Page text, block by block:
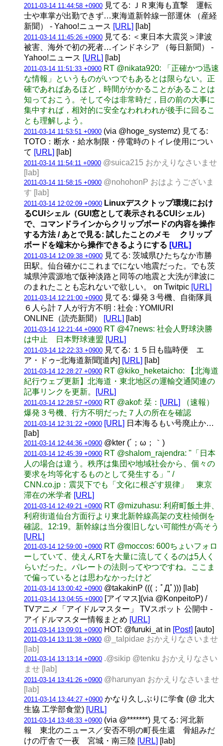
2011-03-14 11:44:58 +0900 見てる: ＪＲ東海も直撃 運転
士や車掌が出勤できず…東海道新幹線一部運休 （産経
新聞） - Yahoo!ニュース [URL] [lab]
2011-03-14 11:45:26 +0900 見てる: ＜東日本大震災＞津波
被害、海外で初の死者…インドネシア （毎日新聞） -
Yahoo!ニュース [URL] [lab]
2011-03-14 11:51:33 +0900 RT @nikata920: 「正確かつ迅速
な情報」というものがいつでもあるとは限らない。正
確であればあるほど，時間がかかることがあることは
知っておこう。そして今は非常時だ，目の前の大事に
集中すれば，相対的に安全なわれわれが後手に回るこ
とも理解しよう。
2011-03-14 11:53:51 +0900 (via @hoge_systemz) 見てる:
TOTO：断水・給水制限・停電時のトイレ使用につい
て [URL] [lab]
2011-03-14 11:54:11 +0900 @suica215 おかえりなさいませ
[lab]
2011-03-14 11:58:15 +0900 @nohohonP おはようございま
す [lab]
2011-03-14 12:02:09 +0900 Linuxデスクトップ環境におけ
るCUIシェル（GUI窓として表示されるCUIシェル）
で、コマンドラインからクリップボードの内容を操作
する方法 / あとで見る: 試したことのメモ クリップ
ボードを端末から操作できるようにする [URL]
2011-03-14 12:09:38 +0900 見てる: 茨城県ひたちなか市勝
田駅。仙台確かにこれまでにない地震だった。でも茨
城県沖震源地で阪神淡路と同等の地震と大洗が津波に
のまれたことも忘れないで欲しい。 on Twitpic [URL]
2011-03-14 12:21:00 +0900 見てる: 爆発３号機、自衛隊員
６人ら計７人が行方不明 : 社会 : YOMIURI
ONLINE（読売新聞）
[URL] [lab]
2011-03-14 12:21:44 +0900 RT @47news: 社会人野球決勝
は中止 日本野球連盟 [URL]
2011-03-14 12:22:33 +0900 見てる: １５日も臨時便 エ
ア・ドゥ−北海道新聞[道内] [URL] [lab]
2011-03-14 12:28:27 +0900 RT @kiko_heketaicho: 【北海道
紀行ウェブ更新】北海道・東北地区の運輸交通関連の
記事リンクを更新。
[URL]
2011-03-14 12:28:57 +0900 RT @akof: 栞： [URL]
（速報）
爆発３号機、行方不明だった７人の所在を確認
2011-03-14 12:31:22 +0900 [URL] 日本海るもい号廃止か…
[lab]
2011-03-14 12:44:36 +0900 @kter (´；ω；｀)
2011-03-14 12:45:39 +0900 RT @shalom_rajendra: "「日本
人の場合は違う。秩序は集団や地域社会から、個々の
要求を均等化するものとして発生する」" /
CNN.co.jp：震災下でも「文化に根ざす規律」 東京
滞在の米学者 [URL]
2011-03-14 12:49:21 +0900 RT @mizuhasu: 利府町飯土井、
利府街道仙台方面行より東北新幹線高架の支柱傾倒を
確認。12:19。新幹線は当分復旧しない可能性が高そう
[URL]
2011-03-14 12:59:00 +0900 RT @moccos: 600ちょいフォロ
ーしていて、使えんRTを大量に流してくるのは5人く
らいだった。パレートの法則ってやつですね。ここま
で偏っているとは思わなかったけど
2011-03-14 13:00:42 +0900 @takakinP (((；ﾟДﾟ))) [lab]
2011-03-14 13:04:55 +0900 [アイマス](via @KonpeitoP) /
TVアニメ「アイドルマスター」 TVスポット 公開中 -
アイドルマスター情報まとめ [URL]
2011-03-14 13:09:01 +0900 HOT: @furuki_at in [Post] [auto]
2011-03-14 13:11:38 +0900 @_talpidae おかえりなさいませ
[lab]
2011-03-14 13:13:14 +0900 .@sikip @tenku おかえりなさい
ませ [lab]
2011-03-14 13:41:26 +0900 @harunyan おかえりなさいませ
[lab]
2011-03-14 13:44:27 +0900 かなり久しぶりに学食 (@ 北大
生協 工学部食堂) [URL]
2011-03-14 13:48:33 +0900 (via @*******) 見てる: 河北新
報 東北のニュース／安否不明の町長生還 骨組みだ
けの庁舎で一夜 宮城・南三陸 [URL] [lab]